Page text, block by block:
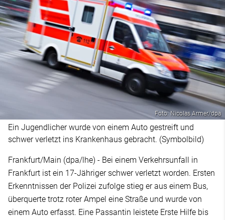
Foto: Nicolas Armer/dpa
Ein Jugendlicher wurde von einem Auto gestreift und
schwer verletzt ins Krankenhaus gebracht. (Symbolbild)
Frankfurt/Main (dpa/lhe) - Bei einem Verkehrsunfall in
Frankfurt ist ein 17-Jähriger schwer verletzt worden. Ersten
Erkenntnissen der Polizei zufolge stieg er aus einem Bus,
überquerte trotz roter Ampel eine Straße und wurde von
einem Auto erfasst. Eine Passantin leistete Erste Hilfe bis